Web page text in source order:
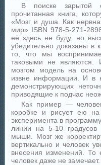
В поиске зарытой
прочитанная книга,
«Мозг и душа. Как
мир» ISBN 978-5-271-
её здесь не буду, но
убедительно доказаны в
то, что мы
таковыми не
мозгом модель на
извне информации. И в
демонстрирующих
приводящие к подчас
Как пример —
коробке и рисует ею
эксперимента в
линии на 5-10 градусов
мыши. Мозг же
вертикально и человек
внесения изменений. То
человек даже не замечает.